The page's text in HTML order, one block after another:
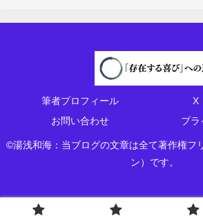
筆者プロフィール
X
お問い合わせ
プラ
©湯浅和海：当ブログの文章は全て著作権フ
ン）です。